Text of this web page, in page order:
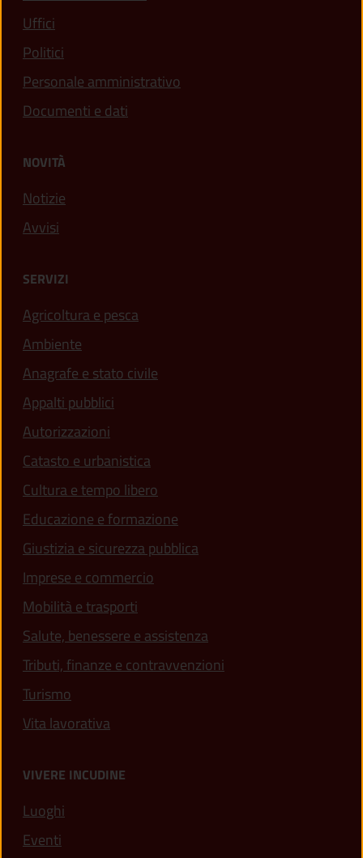
Uffici
Politici
Personale amministrativo
Documenti e dati
NOVITÀ
Notizie
Avvisi
SERVIZI
Agricoltura e pesca
Ambiente
Anagrafe e stato civile
Appalti pubblici
Autorizzazioni
Catasto e urbanistica
Cultura e tempo libero
Educazione e formazione
Giustizia e sicurezza pubblica
Imprese e commercio
Mobilità e trasporti
Salute, benessere e assistenza
Tributi, finanze e contravvenzioni
Turismo
Vita lavorativa
VIVERE INCUDINE
Luoghi
Eventi